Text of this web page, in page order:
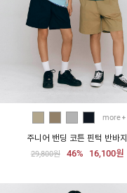
more
주니어 밴딩 코튼 핀턱 반바지
29,800원 46% 16,100원